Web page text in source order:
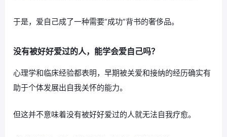
于是，爱自己成了一种需要“成功”背书的奢侈品。
没有被好好爱过的人，能学会爱自己吗？
心理学和临床经验都表明，早期被关爱和接纳的经历确实有
助于个体发展出自我关怀的能力。
但这并不意味着没有被好好爱过的人就无法自我疗愈。